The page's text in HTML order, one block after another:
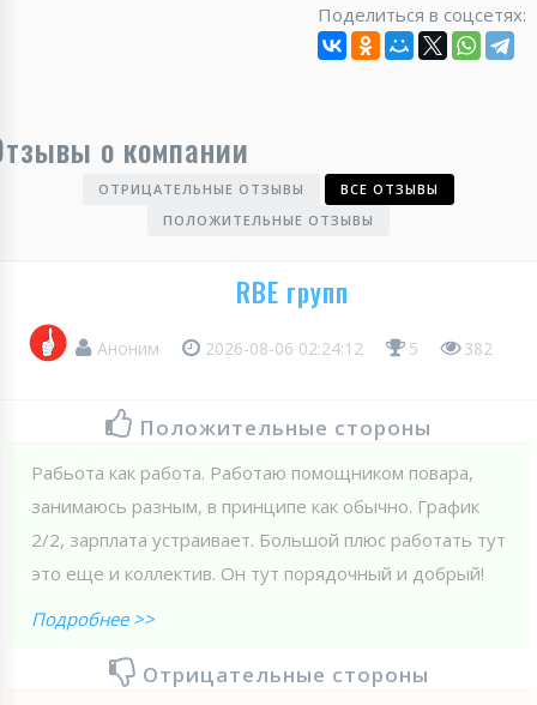
Поделиться в соцсетях:
о компании
ОТРИЦАТЕЛЬНЫЕ ОТЗЫВЫ
ВСЕ ОТЗЫВЫ
ПОЛОЖИТЕЛЬНЫЕ ОТЗЫВЫ
RBE групп
Аноним 2026-08-06 02:24:12 5 382
Положительные стороны
Рабьота как работа. Работаю помощником повара,
занимаюсь разным, в принципе как обычно. График
2/2, зарплата устраивает. Большой плюс работать тут
это еще и коллектив. Он тут порядочный и добрый!
Подробнее >>
Отрицательные стороны